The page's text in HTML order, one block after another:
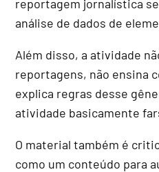
reportagem jornalística
análise de dados de
Além disso, a atividade
reportagens, não ensina
explica regras desse
atividade basicamente
O material também é
como um conteúdo para